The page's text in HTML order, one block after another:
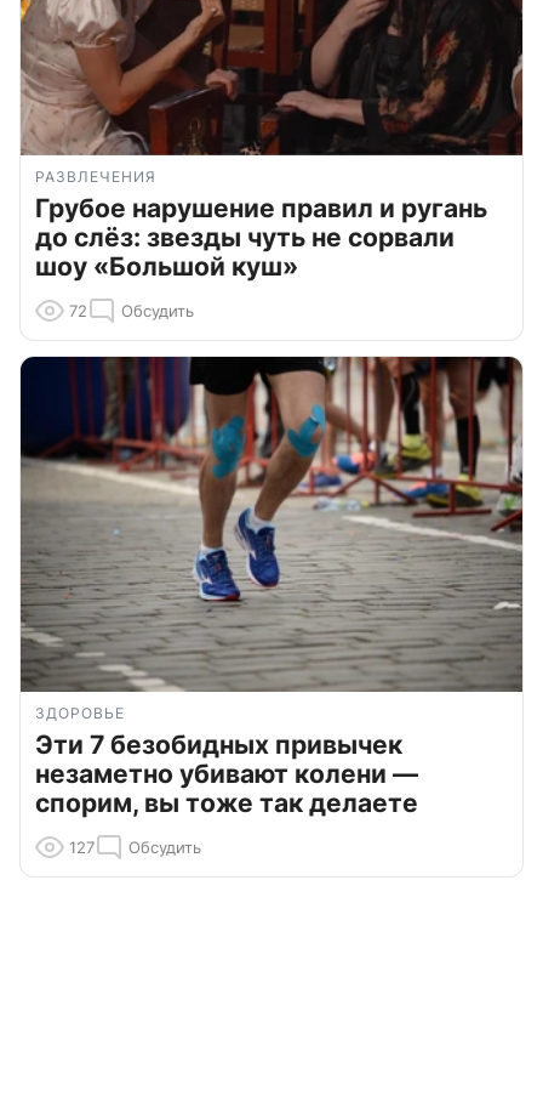
РАЗВЛЕЧЕНИЯ
Грубое нарушение правил и ругань
до слёз: звезды чуть не сорвали
шоу «Большой куш»
72 Обсудить
ЗДОРОВЬЕ
Эти 7 безобидных привычек
незаметно убивают колени —
спорим, вы тоже так делаете
127 Обсудить